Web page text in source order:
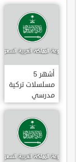
أشهر 5
مسلسلات تركية
مدرسي
رومانسي و
كوميدي و
درامي مدبلج.
في تركيا